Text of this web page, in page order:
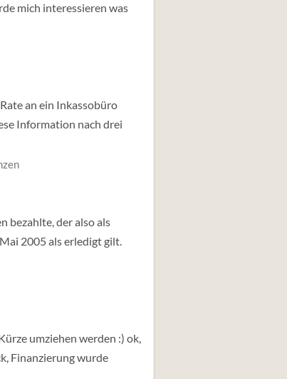
mich interessieren was
an ein Inkassobüro
Information nach drei
bezahlte, der also als
2005 als erledigt gilt.
umziehen werden :) ok,
Finanzierung wurde